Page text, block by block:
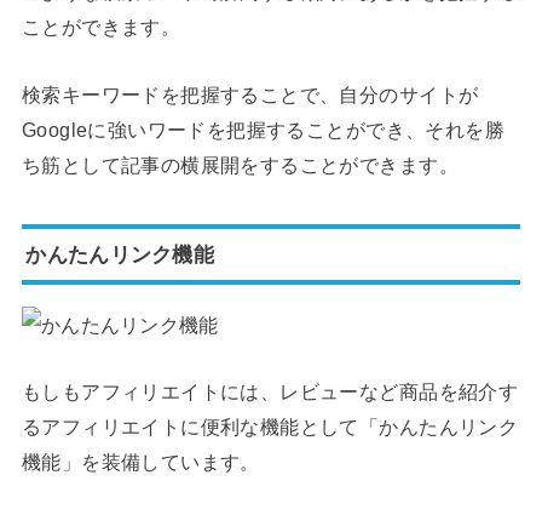
ことができます。
検索キーワードを把握することで、自分のサイトが
Googleに強いワードを把握することができ、それを勝
ち筋として記事の横展開をすることができます。
かんたんリンク機能
もしもアフィリエイトには、レビューなど商品を紹介す
るアフィリエイトに便利な機能として「かんたんリンク
機能」を装備しています。